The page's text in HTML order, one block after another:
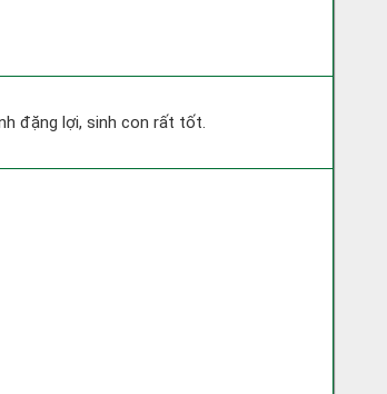
đặng lợi, sinh con rất tốt.